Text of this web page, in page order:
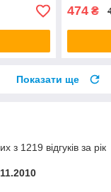
474 ₴
Показати ще
з 1219 відгуків за рік